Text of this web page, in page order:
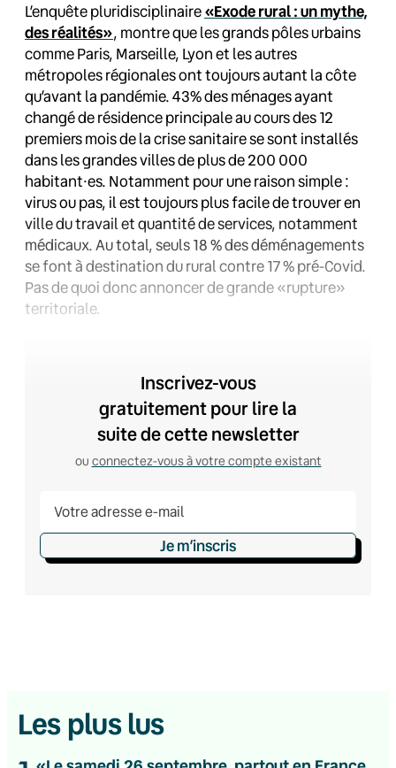
L’enquête pluridisciplinaire«Exode rural : un mythe,
des réalités», montre que les grands pôles urbains
comme Paris, Marseille, Lyon et les autres
métropoles régionales ont toujours autant la côte
qu’avant la pandémie. 43% des ménages ayant
changé de résidence principale au cours des 12
premiers mois de la crise sanitaire se sont installés
dans les grandes villes de plus de 200 000
habitant·es. Notamment pour une raison simple :
virus ou pas, il est toujours plus facile de trouver en
ville du travail et quantité de services, notamment
médicaux. Au total, seuls 18 % des déménagements
se font à destination du rural contre 17 % pré-Covid.
Pas de quoi donc annoncer de grande «rupture»
territoriale.
Inscrivez-vous
gratuitement pour lire la
suite de cette newsletter
ou connectez-vous à votre compte existant
Je m’inscris
Les plus lus